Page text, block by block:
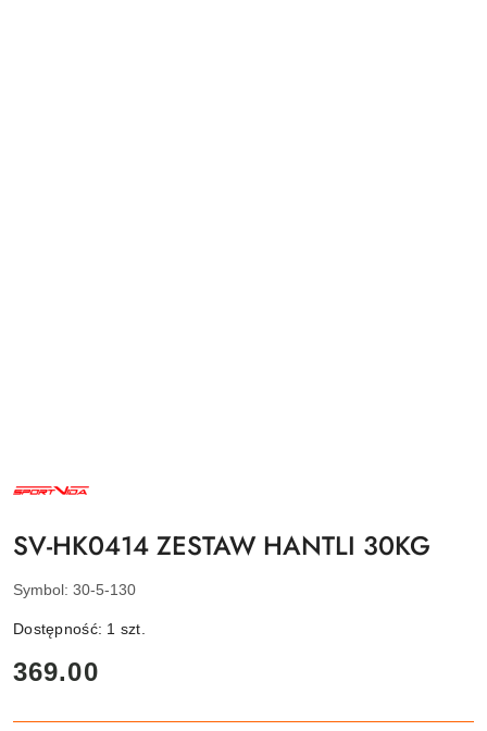
NAZWA
PRODUCENTA:
SV-HK0414 ZESTAW HANTLI 30KG
Symbol: 30-5-130
Dostępność: 1 szt.
cena:
369.00